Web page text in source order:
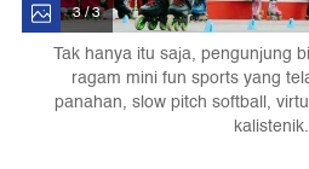
3 / 3
Tak hanya itu saja, pengunjung
ragam mini fun sports yang
panahan, slow pitch softball,
kalistenik.